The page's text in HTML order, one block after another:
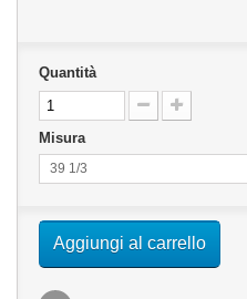
Quantità
Misura
39 1/3
Aggiungi al carrello